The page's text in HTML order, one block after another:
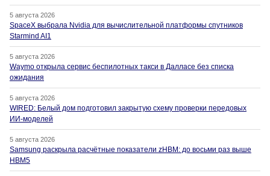
5 августа 2026
SpaceX выбрала Nvidia для вычислительной платформы спутников
Starmind AI1
5 августа 2026
Waymo открыла сервис беспилотных такси в Далласе без списка
ожидания
5 августа 2026
WIRED: Белый дом подготовил закрытую схему проверки передовых
ИИ-моделей
5 августа 2026
Samsung раскрыла расчётные показатели zHBM: до восьми раз выше
HBM5